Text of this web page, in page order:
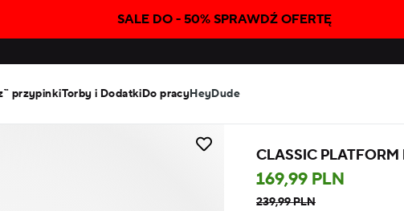
SALE DO - 50% SPRAWDŹ OFERTĘ
przypinkiTorby i DodatkiDo pracyHeyDude
CLASSIC PLATFORM
169,99 PLN
239,99 PLN